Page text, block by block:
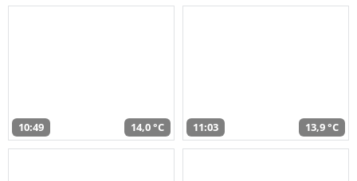
10:49 14,0 °C 11:03 13,9 °C